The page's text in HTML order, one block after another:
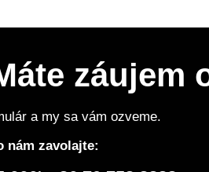
záujem
a my sa vám ozveme.
nám zavolajte: